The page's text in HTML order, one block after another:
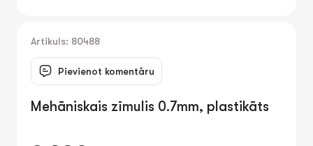
Artikuls: 80488
Pievienot komentāru
Mehāniskais zīmulis 0.7mm, plastikāts